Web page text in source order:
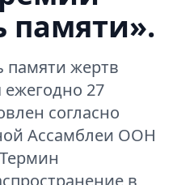
памяти».
жертв
ежегодно 27
согласно
Ассамблеи ООН
в